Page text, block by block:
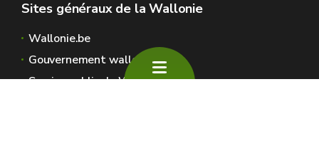
Sites généraux de la Wallonie
Wallonie.be
Gouvernement wallon
Service public de Wallonie